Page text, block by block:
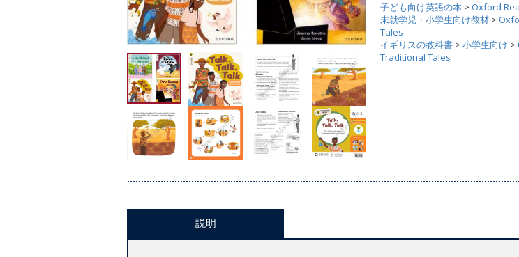
子ども向け英語の本 > Oxford
未就学児・小学生向け教材 >
Tales
イギリスの教科書 > 小学生向け >
Traditional Tales
説明